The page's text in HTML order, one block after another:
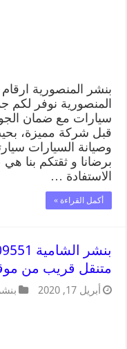
بنشر المنصورية
المنصورية نوفر لكم
سيارات مع ضمان
قبل شركة مميزة،
وصيانة السيارات
برضانا و ثقتكم بنا
الاستفادة …
أكمل القراءة »
متنقل قريب من
أبريل 17, 2020